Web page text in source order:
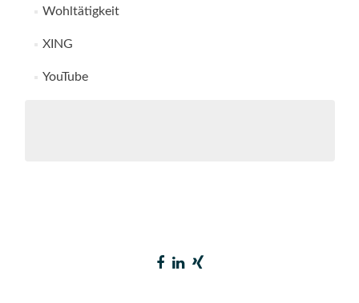
Wohltätigkeit
XING
YouTube